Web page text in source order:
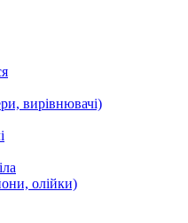
вирівнювачі)
олійки)